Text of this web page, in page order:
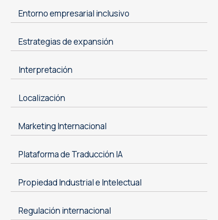
Entorno empresarial inclusivo
Estrategias de expansión
Interpretación
Localización
Marketing Internacional
Plataforma de Traducción IA
Propiedad Industrial e Intelectual
Regulación internacional